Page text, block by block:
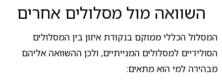
השוואה מול מסלולים אחרים
המסלול הכללי ממוקם בנקודת איזון בין המסלולים
הסולידיים למסלולים המנייתיים, ולכן ההשוואה אליהם
מבהירה למי הוא מתאים: